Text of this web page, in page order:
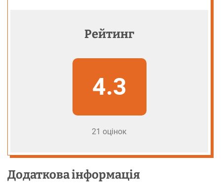
Рейтинг
4.3
21 оцінок
Додаткова інформація